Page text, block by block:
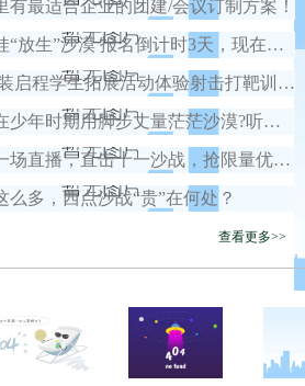
有最适合企业的团建/会议订制方案！
十一国庆把娃“放生”沙漠 报名倒计时3天，现在报名立省1880元！
奋斗青春 戎装启程学生拓展活动体验射击打靶训练、擒敌拳训练、发射“迫击炮”……
为什么选择在少年时期用脚步丈量茫茫沙漠?听听他们怎么说!
2023西点第一场直播，直击十一沙战，抢限量优惠卷！
么多，西点沙战“贵”在何处？
查看更多>>